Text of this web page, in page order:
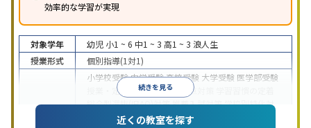
効率的な学習が実現
続きを見る
対象学年 幼児 小1 ~ 6 中1 ~ 3 高1 ~ 3 浪人生
授業形式
個別指導(1対1)
小学校受験中学受験高校受験 大学受験 医学部受験
授業・定期テスト対策
内申点対策
総合型選抜(旧AO)対策推薦入試対策学校別特化対
国公立大対策私大対策 共通テスト対策
近くの教室を探す